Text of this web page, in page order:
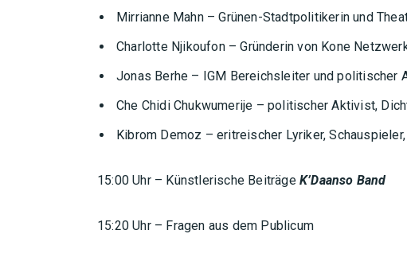
Mirrianne Mahn – Grünen-Stadtpolitikerin und
Charlotte Njikoufon – Gründerin von Kone
Jonas Berhe – IGM Bereichsleiter und politischer
Che Chidi Chukwumerije – politischer Aktivist,
Kibrom Demoz – eritreischer Lyriker,
15:00 Uhr – Künstlerische Beiträge K’Daanso Band
15:20 Uhr – Fragen aus dem Publicum